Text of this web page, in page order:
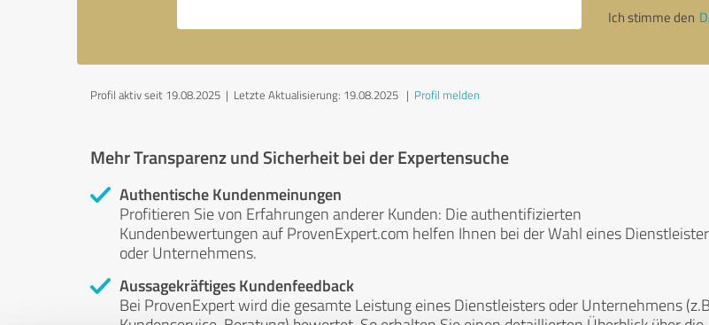
Ich stimme den
Profil aktiv seit 19.08.2025 | Letzte Aktualisierung: 19.08.2025 | Profil melden
Mehr Transparenz und Sicherheit bei der Expertensuche
Authentische Kundenmeinungen
Profitieren Sie von Erfahrungen anderer Kunden: Die authentifizierten
Kundenbewertungen auf ProvenExpert.com helfen Ihnen bei der Wahl eines
oder Unternehmens.
Aussagekräftiges Kundenfeedback
Bei ProvenExpert wird die gesamte Leistung eines Dienstleisters oder Unternehmens